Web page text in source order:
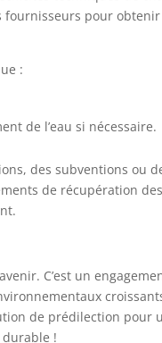
fournisseurs pour obtenir
:
de l’eau si nécessaire.
des subventions ou
de récupération des
C’est un
de prédilection pour
durable !